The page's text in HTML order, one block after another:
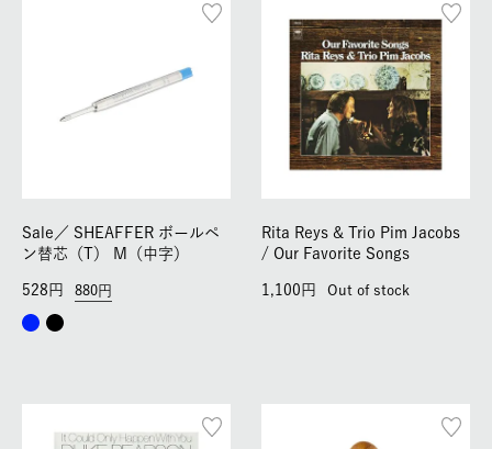
Sale／ SHEAFFER ボールペ
ン替芯（T） M（中字）
880
528
Rita Reys & Trio Pim Jacobs
/ Our Favorite Songs
1,100 Out of stock